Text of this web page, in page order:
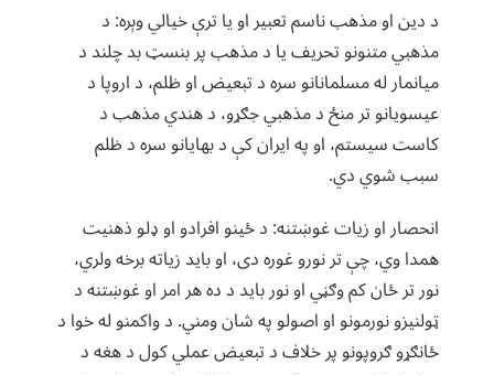
د دین او مذهب ناسم تعبیر او یا ترې خیالي وېره: د
مذهبي متنونو تحریف یا د مذهب پر بنسټ بد چلند د
میانمار له مسلمانانو سره د تبعیض او ظلم، د اروپا د
عیسویانو تر منځ د مذهبي جګړو، د هندي مذهب د
کاست سیستم، او په ایران کې د بهایانو سره د ظلم
سبب شوي دي.
انحصار او زیات غوښتنه: د ځینو افرادو او ډلو ذهنیت
همدا وي، چې تر نورو غوره دی، او باید زیاته برخه ولري،
نور تر ځان کم وګڼي او نور باید د ده هر امر او غوښتنه د
ټولنیزو نورمونو او اصولو په شان ومني. د واکمنو له خوا د
ځانګړو ګروپونو پر خلاف د تبعیض عملي کول د هغه د